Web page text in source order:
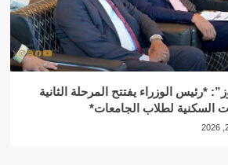
*رئيس الوزراء يفتتح المرحلة الثانية
السكنية لطلاب الجامعات*